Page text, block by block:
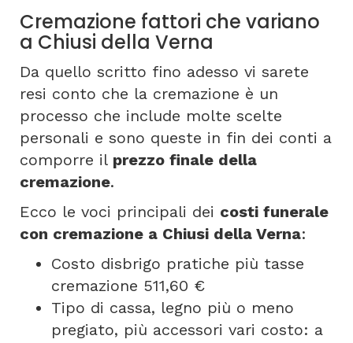
Cremazione fattori che variano
a Chiusi della Verna
Da quello scritto fino adesso vi sarete
resi conto che la cremazione è un
processo che include molte scelte
personali e sono queste in fin dei conti a
comporre il prezzo finale della
cremazione.
Ecco le voci principali dei costi funerale
con cremazione a Chiusi della Verna:
Costo disbrigo pratiche più tasse
cremazione 511,60 €
Tipo di cassa, legno più o meno
pregiato, più accessori vari costo: a